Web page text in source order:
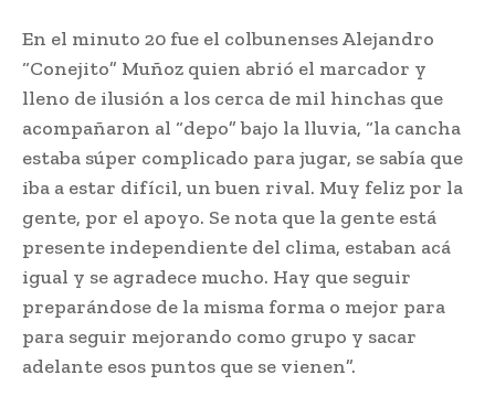
En el minuto 20 fue el colbunenses Alejandro
“Conejito” Muñoz quien abrió el marcador y
lleno de ilusión a los cerca de mil hinchas que
acompañaron al “depo” bajo la lluvia, “la cancha
estaba súper complicado para jugar, se sabía que
iba a estar difícil, un buen rival. Muy feliz por la
gente, por el apoyo. Se nota que la gente está
presente independiente del clima, estaban acá
igual y se agradece mucho. Hay que seguir
preparándose de la misma forma o mejor para
para seguir mejorando como grupo y sacar
adelante esos puntos que se vienen”.